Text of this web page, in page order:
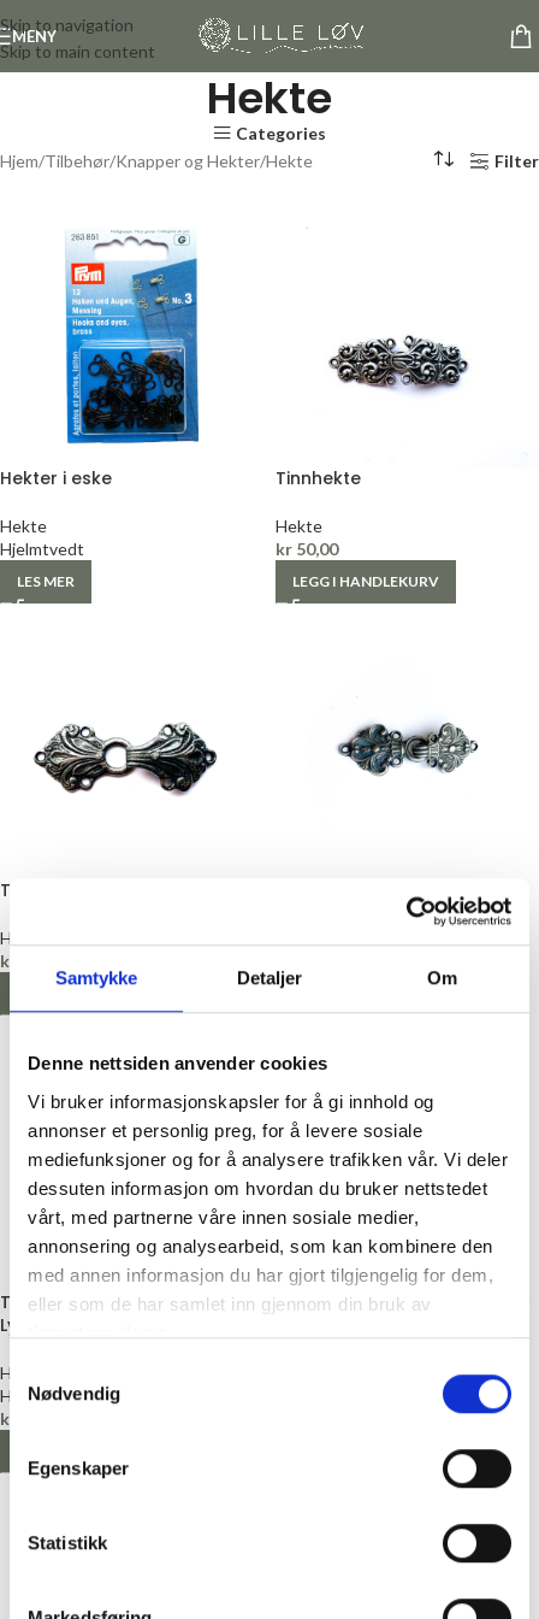
Samtykke Detaljer Om
Denne nettsiden anvender cookies
Vi bruker informasjonskapsler for å gi innhold og
annonser et personlig preg, for å levere sosiale
mediefunksjoner og for å analysere trafikken vår. Vi deler
dessuten informasjon om hvordan du bruker nettstedet
vårt, med partnerne våre innen sosiale medier,
annonsering og analysearbeid, som kan kombinere den
med annen informasjon du har gjort tilgjengelig for dem,
eller som de har samlet inn gjennom din bruk av
tjenestene deres.
Samtykkevalg
Nødvendig
Egenskaper
Statistikk
Skip to navigation
Skip to main content
MENY
Hekte
Categories
Hjem Tilbehør Knapper og Hekter Hekte Filter
Hekter i eske
Hekte
Hjelmtvedt
LES MER
Tinnhekte
Hekte
kr 50,00
LEGG I HANDLEKURV
Tinnhekte, mørk
Hekte
kr
LEGG I HANDLEKURV
Tinnhekte, «Per», 45 mm
Tinnhekte, 62mm, «GUNHILD»,
Lys
Hekte
Hjelmtvedt
kr
Tinnhekte, 45mm, «BRYNHILD»